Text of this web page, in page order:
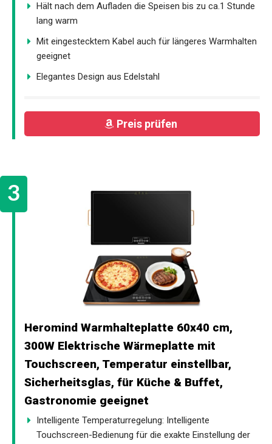
Hält nach dem Aufladen die Speisen bis zu ca.1 Stunde
lang warm
Mit eingestecktem Kabel auch für längeres Warmhalten
geeignet
Elegantes Design aus Edelstahl
Preis prüfen
Heromind Warmhalteplatte 60x40 cm,
300W Elektrische Wärmeplatte mit
Touchscreen, Temperatur einstellbar,
Sicherheitsglas, für Küche & Buffet,
Gastronomie geeignet
Intelligente Temperaturregelung: Intelligente
Touchscreen-Bedienung für die exakte Einstellung der